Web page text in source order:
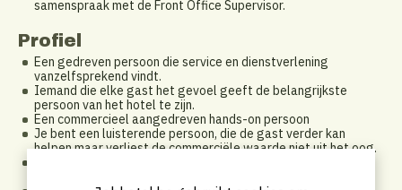
samenspraak met de Front Office Supervisor.
Profiel
Een gedreven persoon die service en dienstverlening
vanzelfsprekend vindt.
Iemand die elke gast het gevoel geeft de belangrijkste
persoon van het hotel te zijn.
Een commercieel aangedreven hands-on persoon
Je bent een luisterende persoon, die de gast verder kan
helpen maar verliest de commerciële waarde niet uit het oog.